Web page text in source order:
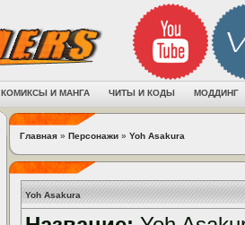
КОМИКСЫ И МАНГА ЧИТЫ И КОДЫ МОДДИНГ
Главная » Персонажи » Yoh Asakura
Yoh Asakura